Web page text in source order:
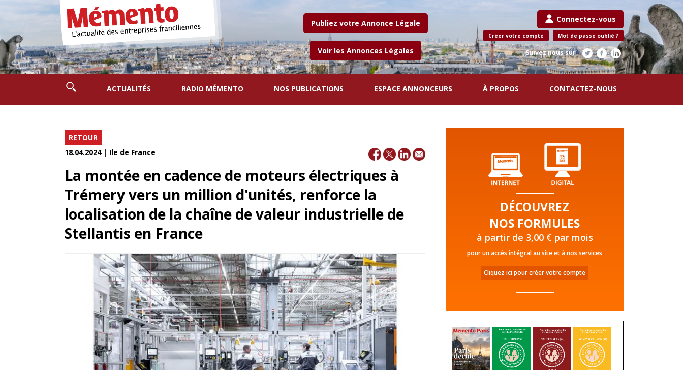
Publiez votre Annonce Légale
Voir les Annonces Légales
Connectez-vous
Créer votre compte Mot de passe oublié ?
Suivez nous sur
ACTUALITÉS RADIO MÉMENTO NOS PUBLICATIONS ESPACE ANNONCEURS À PROPOS CONTACTEZ-NOUS
RETOUR
18.04.2024 | Ile de France
La montée en cadence de moteurs électriques à
Trémery vers un million d'unités, renforce la
localisation de la chaîne de valeur industrielle de
Stellantis en France
DÉCOUVREZ
NOS FORMULES
à partir de 3,00 € par mois
pour un accès intégral au site et à nos services
Cliquez ici pour créer votre compte